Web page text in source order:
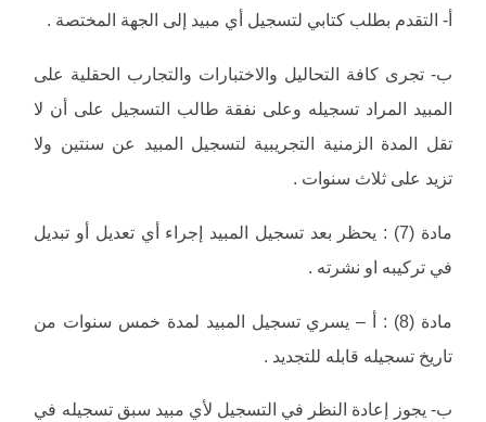
‌أ- التقدم بطلب كتابي لتسجيل أي مبيد إلى الجهة المختصة .
‌ب- تجرى كافة التحاليل والاختبارات والتجارب الحقلية على
المبيد المراد تسجيله وعلى نفقة طالب التسجيل على أن لا
تقل المدة الزمنية التجريبية لتسجيل المبيد عن سنتين ولا
تزيد على ثلاث سنوات .
مادة (7) : يحظر بعد تسجيل المبيد إجراء أي تعديل أو تبديل
في تركيبه او نشرته .
مادة (8) : أ – يسري تسجيل المبيد لمدة خمس سنوات من
تاريخ تسجيله قابله للتجديد .
ب- يجوز إعادة النظر في التسجيل لأي مبيد سبق تسجيله في